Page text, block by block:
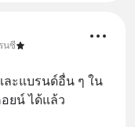
นซี
ละแบรนด์อื่น ๆ ใน
ยน์ ได้แล้ว